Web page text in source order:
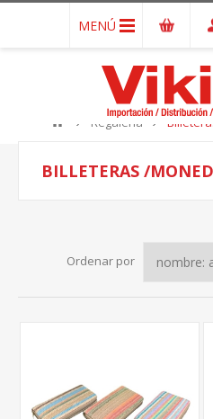
MENÚ
Regalería
BILLETERAS /
Ordenar por